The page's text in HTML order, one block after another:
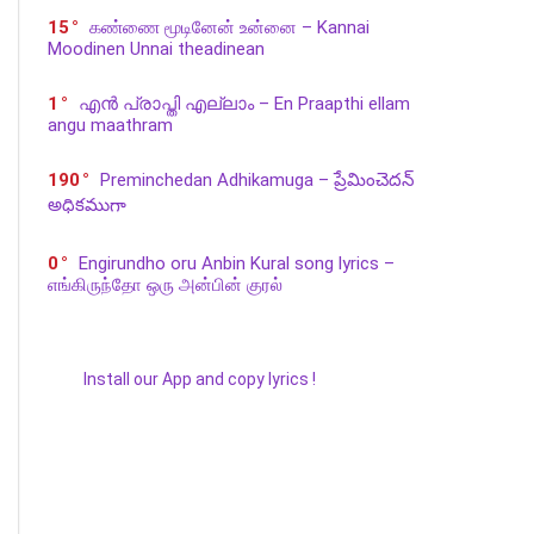
15
கண்ணை மூடினேன் உன்னை – Kannai
Moodinen Unnai theadinean
1
എൻ പ്രാപ്തി എല്ലാം – En Praapthi ellam
angu maathram
190
Preminchedan Adhikamuga – ప్రేమించెదన్
అధికముగా
0
Engirundho oru Anbin Kural song lyrics –
எங்கிருந்தோ ஒரு அன்பின் குரல்
Install our App and copy lyrics !